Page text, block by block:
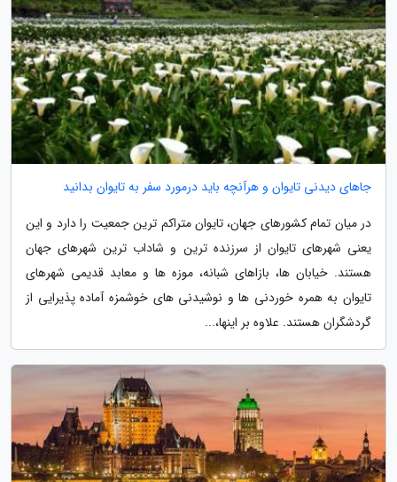
جاهای دیدنی تایوان و هرآنچه باید درمورد سفر به تایوان بدانید
در میان تمام کشورهای جهان، تایوان متراکم ترین جمعیت را دارد و این
یعنی شهرهای تایوان از سرزنده ترین و شاداب ترین شهرهای جهان
هستند. خیابان ها، بازاهای شبانه، موزه ها و معابد قدیمی شهرهای
تایوان به همره خوردنی ها و نوشیدنی های خوشمزه آماده پذیرایی از
گردشگران هستند. علاوه بر اینها،...